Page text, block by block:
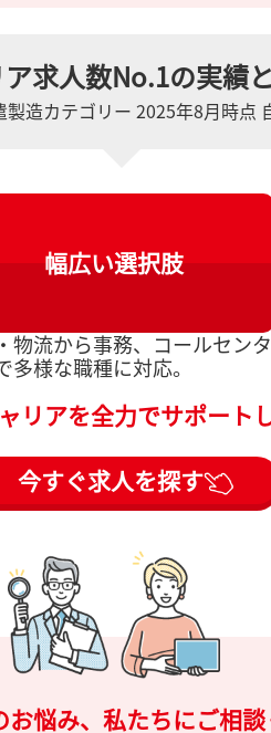
求人数No.1の実績
造カテゴリー 2025年8月時点
幅広い選択肢
物流から事務、コールセンタ
多様な職種に対応。
リアを全力でサポート
今すぐ求人を探す
悩み、 私たちにご相